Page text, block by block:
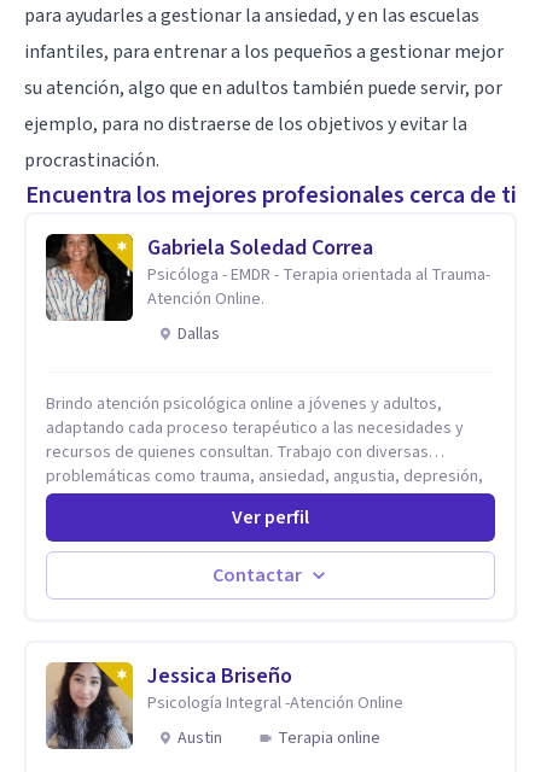
para ayudarles a gestionar la ansiedad, y en las escuelas
infantiles, para entrenar a los pequeños a gestionar mejor
su atención, algo que en adultos también puede servir, por
ejemplo, para no distraerse de los objetivos yevitar la
procrastinación.
Encuentra los mejores profesionales cerca de ti
Gabriela Soledad Correa
Psicóloga - EMDR - Terapia orientada al Trauma-
Atención Online.
Dallas
Brindo atención psicológica online a jóvenes y adultos,
adaptando cada proceso terapéutico a las necesidades y
recursos de quienes consultan. Trabajo con diversas
problemáticas como trauma, ansiedad, angustia, depresión,
estrés, violencias, abuso sexual y procesos migratorios,
entre otros. Ofrezco un espacio seguro, de escucha activa y
contención, comprometido con tu bienestar emocional y con
un enfoque centrado en el autoconocimiento y el aprendizaje
mutuo. Mi manera de trabajar se enfoca principalmente en los
tu ritmo y posibilidades.
Ver perfil
Contactar
Jessica Briseño
Psicología Integral -Atención Online
Austin
Terapia online